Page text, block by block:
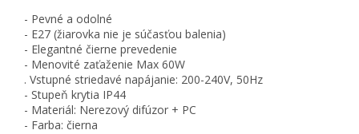
- Pevné a odolné
- E27 (žiarovka nie je súčasťou balenia)
- Elegantné čierne prevedenie
- Menovité zaťaženie Max 60W
. Vstupné striedavé napájanie: 200-240V, 50Hz
- Stupeň krytia IP44
- Materiál: Nerezový difúzor + PC
- Farba: čierna